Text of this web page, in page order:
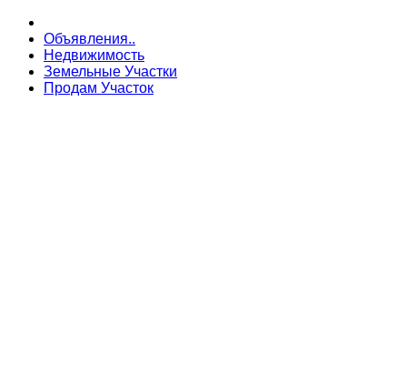
Объявления..
Недвижимость
Земельные Участки
Продам Участок